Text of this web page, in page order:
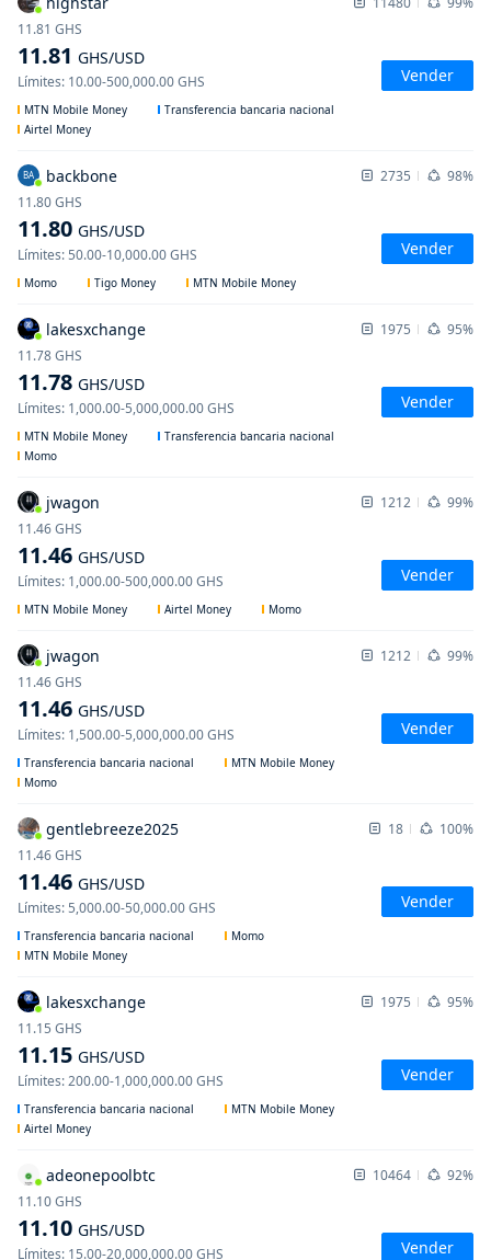
11.81 GHS/USD
11.81 GHS
Límites: 10.00-500,000.00GHS Vender
MTN Mobile Money
Transferencia bancaria nacional
Airtel Money
BA backbone 2735 98%
11.80 GHS/USD
11.80GHS
Límites:50.00-10,000.00GHS Vender
Momo Tigo Money MTN Mobile Money
lakesxchange 1975 95%
11.78 GHS/USD
11.78GHS
Límites: 1,000.00-5,000,000.00GHS Vender
MTN Mobile Money
Transferencia bancaria nacional
Momo
jwagon 1212 99%
11.46 GHS/USD
11.46GHS
Límites: 1,000.00-500,000.00GHS Vender
MTN Mobile Money Airtel Money Momo
jwagon 1212 99%
11.46 GHS/USD
11.46GHS
Límites: 1,500.00-5,000,000.00GHS Vender
Transferencia bancaria nacional
MTN Mobile Money
Momo
gentlebreeze2025 18 100%
11.46 GHS/USD
11.46GHS
Límites:5,000.00-50,000.00GHS Vender
Transferencia bancaria nacional
Momo
MTN Mobile Money
lakesxchange 1975 95%
11.15 GHS/USD
11.15 GHS
Límites:200.00-1,000,000.00GHS Vender
Transferencia bancaria nacional
MTN Mobile Money
Airtel Money
adeonepoolbtc 10464 92%
11.10 GHS/USD
11.10GHS
Límites: 15.00-20,000,000.00GHS Vender